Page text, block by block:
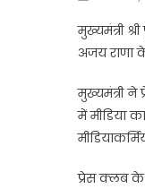
मुख्यमंत्री
अजय राणा
मुख्यमंत्री ने
में मीडिया
प्रेस क्लब के